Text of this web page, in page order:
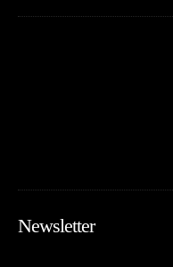
Newsletter